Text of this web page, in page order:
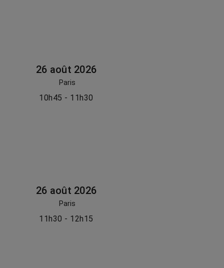
26 août 2026
Paris
10h45 - 11h30
26 août 2026
Paris
11h30 - 12h15